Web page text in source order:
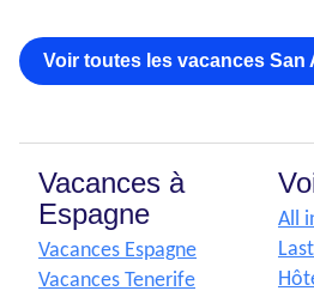
Voir toutes les vacances San
Vacances à
Espagne
Vacances Espagne
Vacances Tenerife
All